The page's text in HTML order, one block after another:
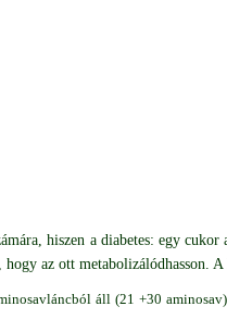
hiszen a diabetes: egy
az ott metabolizálódhasson.
áll (21 +30